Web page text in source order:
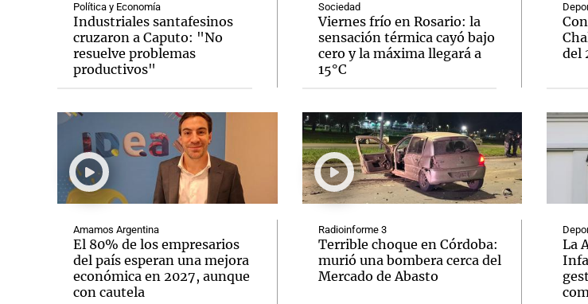
Política y Economía
Industriales santafesinos
cruzaron a Caputo: "No
resuelve problemas
productivos"
Amamos Argentina
El 80% de los empresarios
del país esperan una mejora
económica en 2027, aunque
con cautela
Sociedad
Viernes frío en Rosario: la
sensación térmica cayó bajo
cero y la máxima llegará a
15°C
Radioinforme 3
Terrible choque en Córdoba:
murió una bombera cerca del
Mercado de Abasto
del
La
Notas Notas
El huracán de